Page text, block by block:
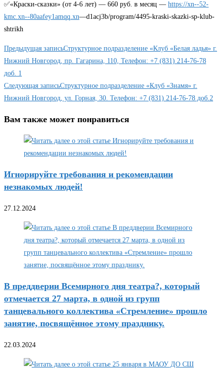
✅«Краски-сказки» (от 4-6 лет) — 660 руб. в месяц — https://xn--52-
kmc.xn--80aafey1amqq.xn—d1acj3b/program/4495-kraski-skazki-sp-klub-
shtrikh
Читать
далее
статьи
Предыдущая записьСтруктурное подразделение «Клуб «Белая ладья» г.
Нижний Новгород, пр. Гагарина, 110, Телефон: +7 (831) 214-76-78
доб. 1
Следующая записьСтруктурное подразделение «Клуб «Знамя» г.
Нижний Новгород, ул. Горная, 30. Телефон: +7 (831) 214-76-78 доб.2
Вам также может понравиться
Игнорируйте требования и рекомендации
незнакомых людей!
27.12.2024
В преддверии Всемирного дня театра?, который
отмечается 27 марта, в одной из групп
танцевального коллектива «Стремление» прошло
занятие, посвящённое этому празднику.
22.03.2024